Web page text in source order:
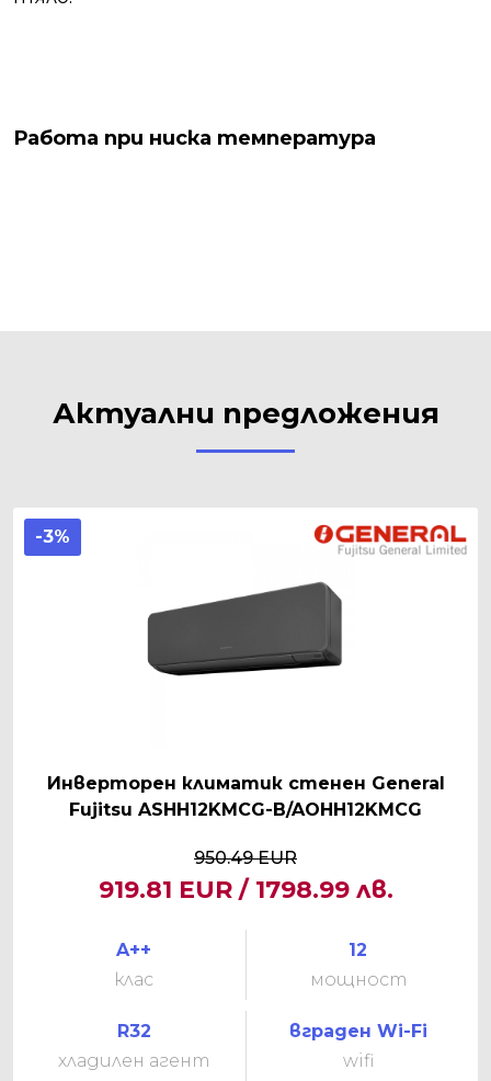
Работа при ниска температура
Актуални предложения
-3%
Инверторен климатик стенен General
Fujitsu ASHH12KMCG-B/AOHH12KMCG
950.49 EUR
919.81 EUR / 1798.99 лв.
A++
клас
12
мощност
R32
хладилен агент
вграден Wi-Fi
wifi